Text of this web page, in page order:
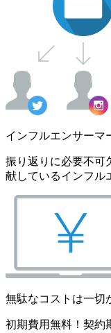
インフルエンサーマ
振り返りに必要不可
献しているインフル
無駄なコストは一切
初期費用無料！契約